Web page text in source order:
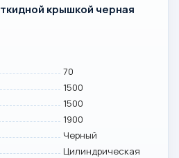
крышкой черная
70
1500
1500
1900
Черный
Цилиндрическая